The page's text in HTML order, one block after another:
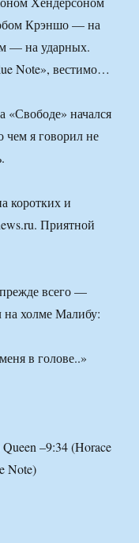
Крэншо — на
— на ударных.
Note», вестимо…
«Свободе» начался
чем я говорил не
коротких и
Приятной
всего —
на холме Малибу:
в голове..»
–9:34 (Horace
Note)